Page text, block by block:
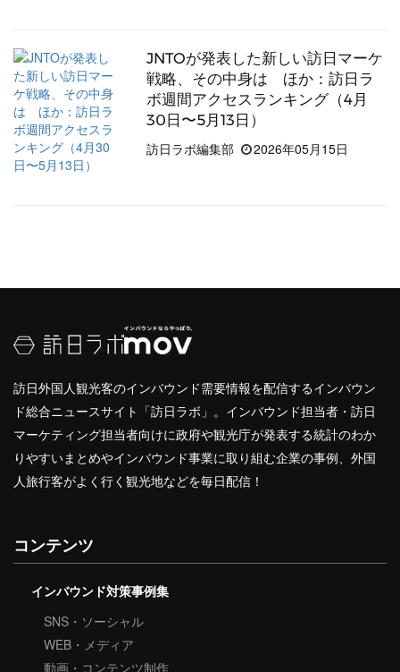
JNTOが発表した新しい訪日マーケ
戦略、その中身は ほか：訪日ラ
ボ週間アクセスランキング（4月
30日〜5月13日）
訪日ラボ編集部
2026年05月15日
訪日外国人観光客のインバウンド需要情報を配信するインバウン
ド総合ニュースサイト「訪日ラボ」。インバウンド担当者・訪日
マーケティング担当者向けに政府や観光庁が発表する統計のわか
りやすいまとめやインバウンド事業に取り組む企業の事例、外国
人旅行客がよく行く観光地などを毎日配信！
コンテンツ
インバウンド対策事例集
SNS・ソーシャル
WEB・メディア
動画・コンテンツ制作